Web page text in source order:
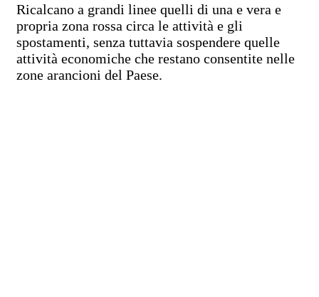
Ricalcano a grandi linee quelli di una e vera e
propria zona rossa circa le attività e gli
spostamenti, senza tuttavia sospendere quelle
attività economiche che restano consentite nelle
zone arancioni del Paese.